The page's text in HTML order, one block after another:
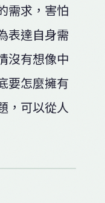
需求，害怕
表達自身需
沒有想像中
要怎麼擁有
，可以從人